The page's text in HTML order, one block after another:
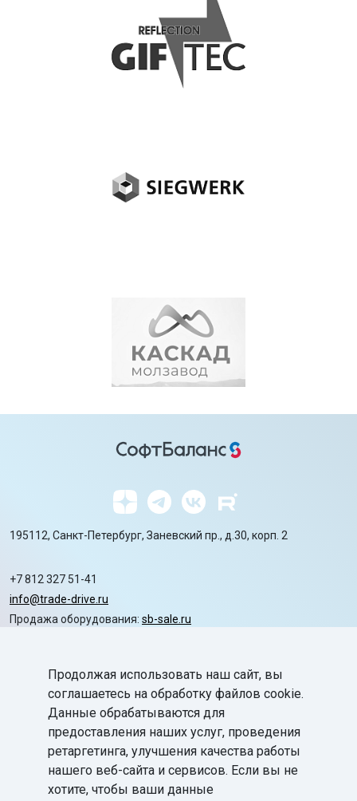
195112, Санкт-Петербург, Заневский пр., д.30, корп. 2
+7 812 327 51-41
info@trade-drive.ru
Продажа оборудования: sb-sale.ru
Автоматизацияchevron_right
Маркировкаchevron_right
Поддержкаchevron_right
База знанийchevron_right
Продолжая использовать наш сайт, вы
соглашаетесь на обработку файлов cookie.
Данные обрабатываются для
предоставления наших услуг, проведения
ретаргетинга, улучшения качества работы
нашего веб-сайта и сервисов. Если вы не
хотите, чтобы ваши данные